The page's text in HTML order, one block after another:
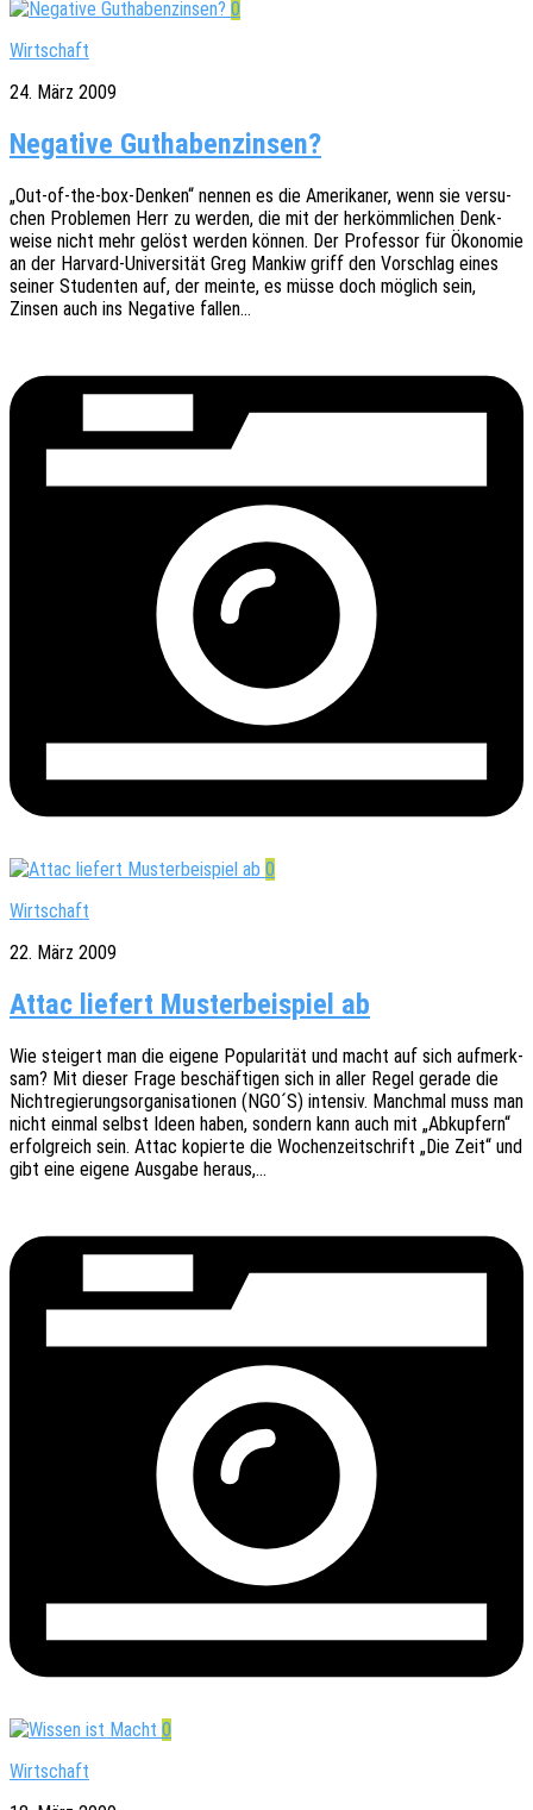
0
Wirtschaft
24. März 2009
Negative Guthabenzinsen?
„Out-of-the-box-Denken“ nennen es die Ameri­ka­ner, wenn sie versu­
chen Proble­men Herr zu werden, die mit der herkömm­li­chen Denk­
wei­se nicht mehr gelöst werden können. Der Profes­sor für Ökono­mie
an der Harvard-Univer­­­si­­tät Greg Mankiw griff den Vorschlag eines
seiner Studen­ten auf, der meinte, es müsse doch möglich sein,
Zinsen auch ins Nega­ti­ve fallen…
0
Wirtschaft
22. März 2009
Attac liefert Musterbeispiel ab
Wie stei­gert man die eigene Popu­la­ri­tät und macht auf sich aufmerk­
sam? Mit dieser Frage beschäf­ti­gen sich in aller Regel gerade die
Nicht­re­gie­rungs­or­ga­ni­sa­tio­nen (NGO´S) inten­siv. Manch­mal muss man
nicht einmal selbst Ideen haben, sondern kann auch mit „Abkup­fern“
erfolg­reich sein. Attac kopier­te die Wochen­zeit­schrift „Die Zeit“ und
gibt eine eigene Ausga­be heraus,…
0
Wirtschaft